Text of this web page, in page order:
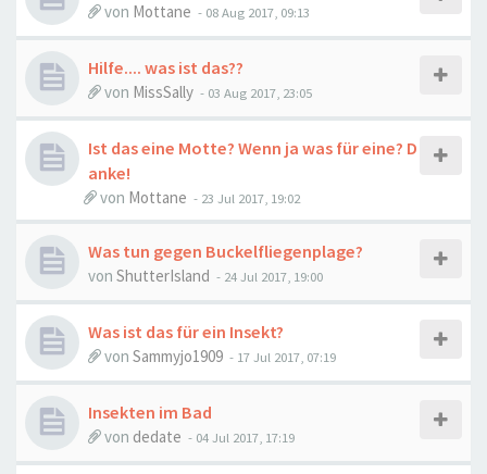
von Mottane - 08 Aug 2017, 09:13
Hilfe.... was ist das??
von MissSally - 03 Aug 2017, 23:05
Ist das eine Motte? Wenn ja was für eine? D
anke!
von Mottane - 23 Jul 2017, 19:02
Was tun gegen Buckelfliegenplage?
von ShutterIsland - 24 Jul 2017, 19:00
Was ist das für ein Insekt?
von Sammyjo1909 - 17 Jul 2017, 07:19
Insekten im Bad
von dedate - 04 Jul 2017, 17:19